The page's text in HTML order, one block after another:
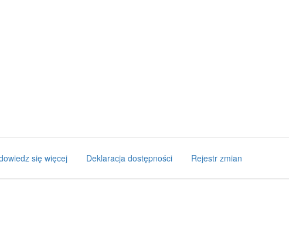
się więcej Deklaracja dostępności Rejestr zmian